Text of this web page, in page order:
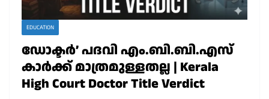
EDUCATION
ഡോക്ടർ’ പദവി എം.ബി.ബി.എസ്
കാർക്ക് മാത്രമുള്ളതല്ല | Kerala
High Court Doctor Title Verdict